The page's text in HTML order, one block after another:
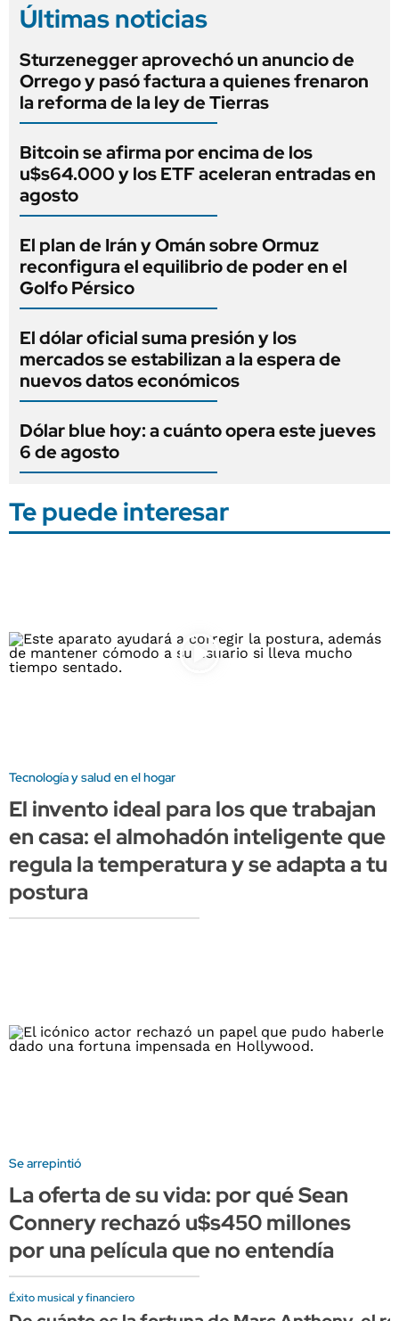
Últimas noticias
Sturzenegger aprovechó un anuncio de
Orrego y pasó factura a quienes frenaron
la reforma de la ley de Tierras
Bitcoin se afirma por encima de los
u$s64.000 y los ETF aceleran entradas en
agosto
El plan de Irán y Omán sobre Ormuz
reconfigura el equilibrio de poder en el
Golfo Pérsico
El dólar oficial suma presión y los
mercados se estabilizan a la espera de
nuevos datos económicos
Dólar blue hoy: a cuánto opera este jueves
6 de agosto
Te puede interesar
Tecnología y salud en el hogar
El invento ideal para los que trabajan
en casa: el almohadón inteligente que
regula la temperatura y se adapta a tu
postura
Se arrepintió
La oferta de su vida: por qué Sean
Connery rechazó u$s450 millones
por una película que no entendía
Éxito musical y financiero